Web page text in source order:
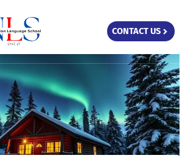
CONTACT US